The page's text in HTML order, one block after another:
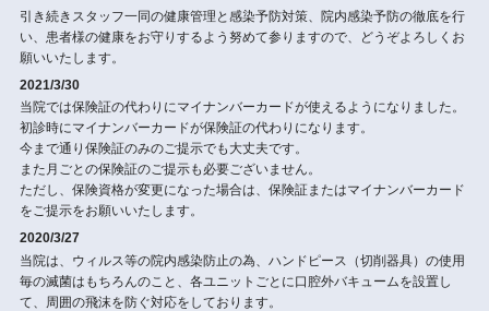
引き続きスタッフ一同の健康管理と感染予防対策、院内感染予防の徹底を行
い、患者様の健康をお守りするよう努めて参りますので、どうぞよろしくお
願いいたします。
2021/3/30
当院では保険証の代わりにマイナンバーカードが使えるようになりました。
初診時にマイナンバーカードが保険証の代わりになります。
今まで通り保険証のみのご提示でも大丈夫です。
また月ごとの保険証のご提示も必要ございません。
ただし、保険資格が変更になった場合は、保険証またはマイナンバーカード
をご提示をお願いいたします。
2020/3/27
当院は、ウィルス等の院内感染防止の為、ハンドピース（切削器具）の使用
毎の滅菌はもちろんのこと、各ユニットごとに口腔外バキュームを設置し
て、周囲の飛沫を防ぐ対応をしております。